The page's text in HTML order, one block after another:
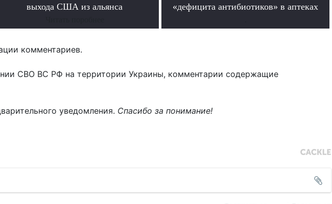
выхода США из альянса
«дефицита антибиотиков» в аптеках
комментариев.
СВО ВС РФ на территории Украины, комментарии содержащие
уведомления. Спасибо за понимание!